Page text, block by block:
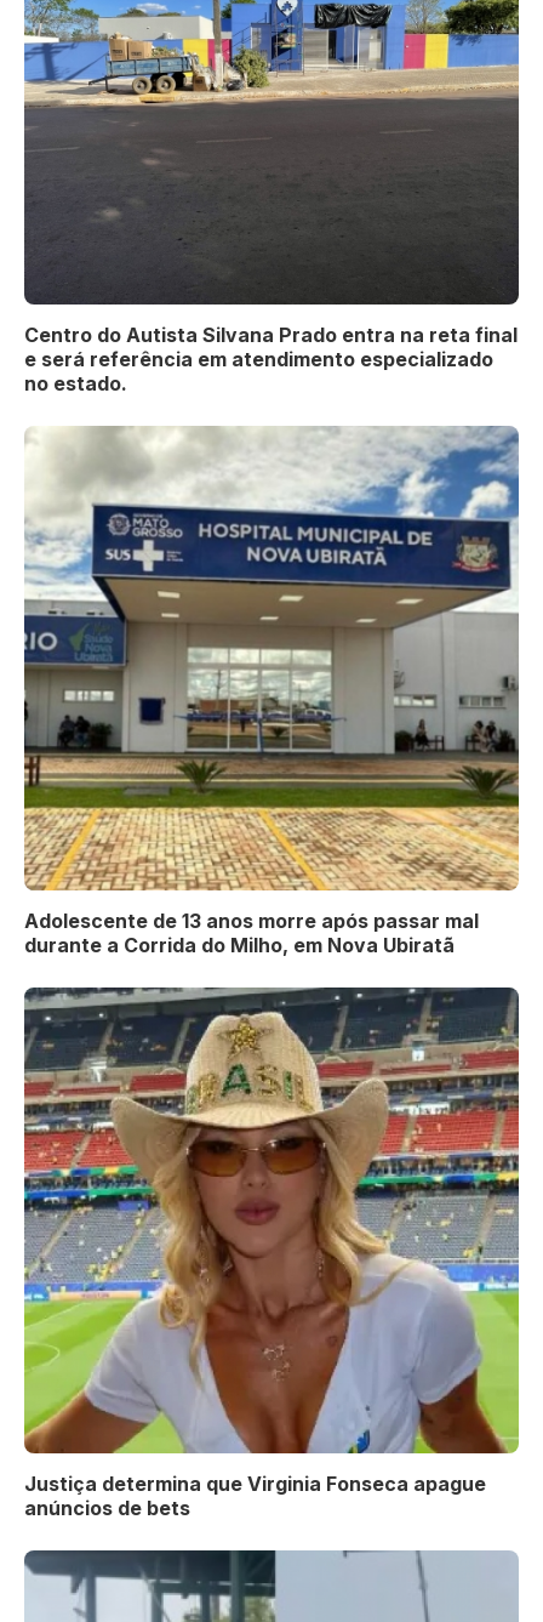
Centro do Autista Silvana Prado entra na reta final
e será referência em atendimento especializado
no estado.
Adolescente de 13 anos morre após passar mal
durante a Corrida do Milho, em Nova Ubiratã
Justiça determina que Virginia Fonseca apague
anúncios de bets